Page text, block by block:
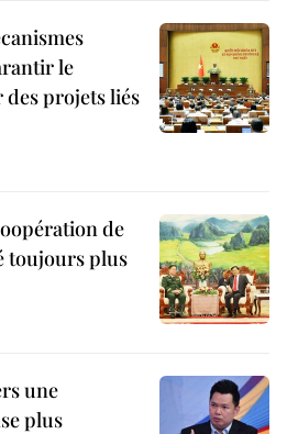
le
projets liés
de
toujours plus
une
plus